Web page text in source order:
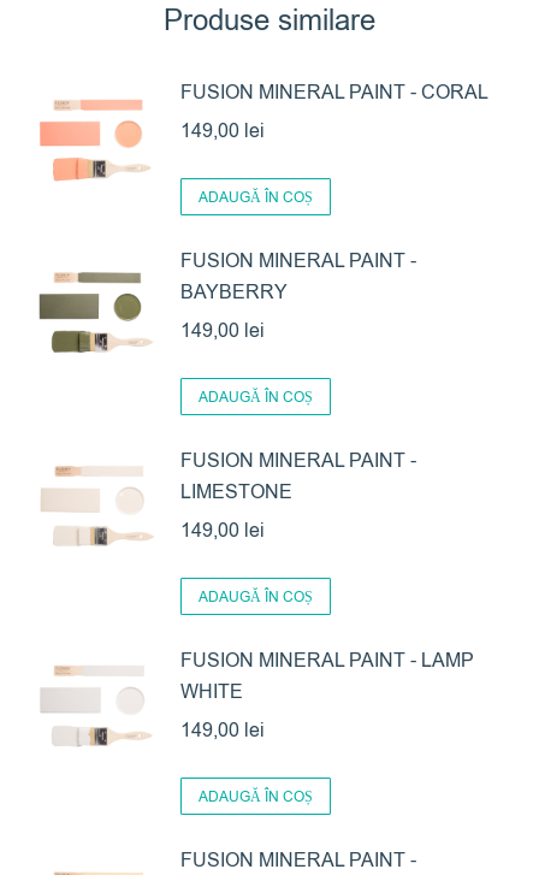
Produse similare
FUSION MINERAL PAINT - CORAL
149,00 lei
ADAUGĂ ÎN COȘ
FUSION MINERAL PAINT -
BAYBERRY
149,00 lei
ADAUGĂ ÎN COȘ
FUSION MINERAL PAINT -
LIMESTONE
149,00 lei
ADAUGĂ ÎN COȘ
FUSION MINERAL PAINT - LAMP
WHITE
149,00 lei
ADAUGĂ ÎN COȘ
FUSION MINERAL PAINT -